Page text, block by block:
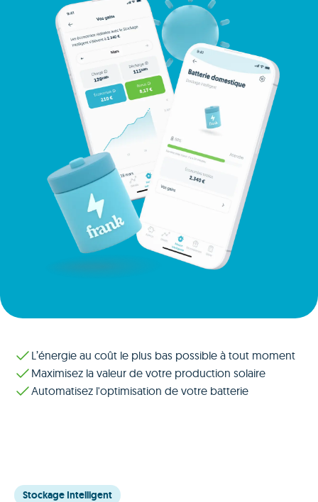
L’énergie au coût le plus bas possible à tout moment
Maximisez la valeur de votre production solaire
Automatisez l'optimisation de votre batterie
Stockage Intelligent